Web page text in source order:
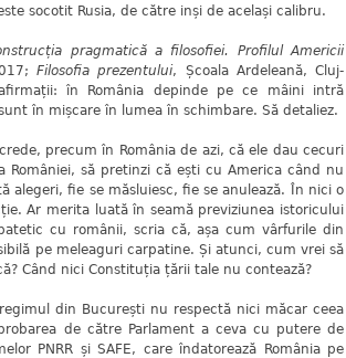
socotit Rusia, de către inși de același calibru.
pragmatică a filosofiei. Profilul Americii
Filosofia prezentului, Școala Ardeleană, Cluj-
în România depinde pe ce mâini intră
în mișcare în lumea în schimbare. Să detaliez.
precum în România de azi, că ele dau cecuri
să pretinzi că ești cu America când nu
alegeri, fie se măsluiesc, fie se anulează. În nici o
Ar merita luată în seamă previziunea istoricului
cu românii, scria că, așa cum vârfurile din
pe meleaguri carpatine. Și atunci, cum vrei să
Când nici Constituția țării tale nu contează?
din București nu respectă nici măcar ceea
de către Parlament a ceva cu putere de
PNRR și SAFE, care îndatorează România pe